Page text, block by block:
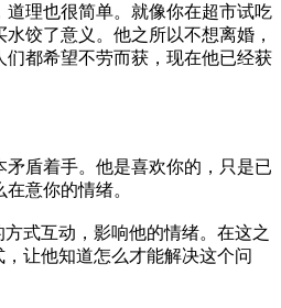
理也很简单。就像你在超市试吃
饺了意义。他之所以不想离婚，
们都希望不劳而获，现在他已经获
盾着手。他是喜欢你的，只是已
意你的情绪。
式互动，影响他的情绪。在这之
，让他知道怎么才能解决这个问